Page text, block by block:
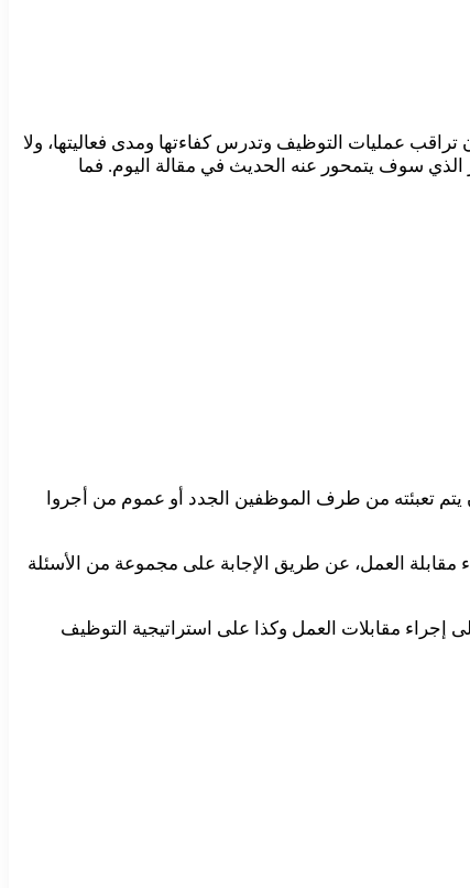
عمليات التوظيف وتدرس كفاءتها ومدى فعاليتها، ولا
الذي سوف يتمحور عنه الحديث في مقالة اليوم. فما
يتم تعبئته من طرف الموظفين الجدد أو عموم من أجروا
مقابلة العمل، عن طريق الإجابة على مجموعة من الأسئلة
مقابلات العمل وكذا على استراتيجية التوظيف